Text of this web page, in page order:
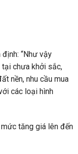
“Như vậy
chưa khởi sắc,
nền, nhu cầu mua
các loại hình
tăng giá lên đến